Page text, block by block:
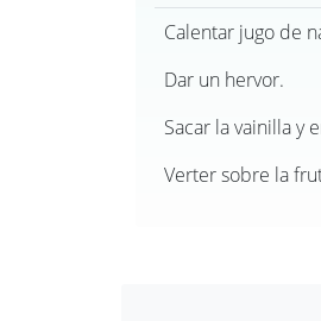
Calentar jugo de
Dar un hervor.
Sacar la vainilla y
Verter sobre la